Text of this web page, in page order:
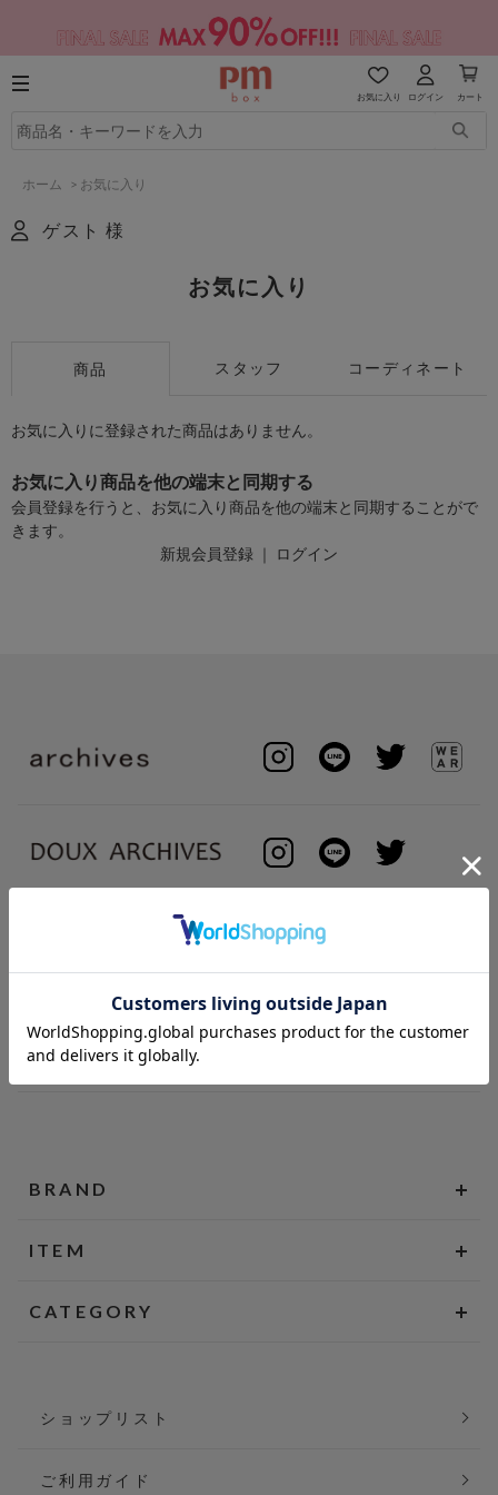
お気に入り ログイン カート
ホーム > お気に入り
ゲスト 様
お気に入り
商品 スタッフ コーディネート
お気に入りに登録された商品はありません。
お気に入り商品を他の端末と同期する
会員登録を行うと、お気に入り商品を他の端末と同期することがで
きます。
新規会員登録 ｜ ログイン
BRAND
ITEM
CATEGORY
ショップリスト
ご利用ガイド